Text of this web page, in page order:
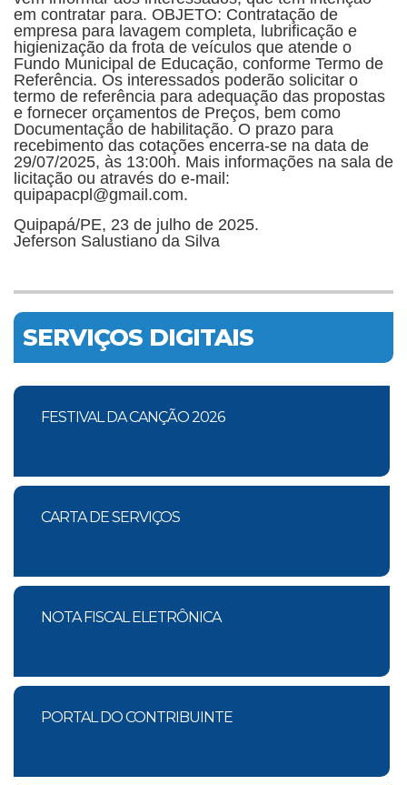
em contratar para. OBJETO: Contratação de
empresa para lavagem completa, lubrificação e
higienização da frota de veículos que atende o
Fundo Municipal de Educação, conforme Termo de
Referência. Os interessados poderão solicitar o
termo de referência para adequação das propostas
e fornecer orçamentos de Preços, bem como
Documentação de habilitação. O prazo para
recebimento das cotações encerra-se na data de
29/07/2025, às 13:00h. Mais informações na sala de
licitação ou através do e-mail:
quipapacpl@gmail.com.
Quipapá/PE, 23 de julho de 2025.
Jeferson Salustiano da Silva
SERVIÇOS DIGITAIS
FESTIVAL DA CANÇÃO 2026
CARTA DE SERVIÇOS
NOTA FISCAL ELETRÔNICA
PORTAL DO CONTRIBUINTE